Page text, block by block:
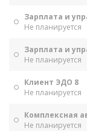
Зарплата и
Не планируется
Зарплата и
Не планируется
Клиент ЭДО 8
Не планируется
Комплексная
Не планируется